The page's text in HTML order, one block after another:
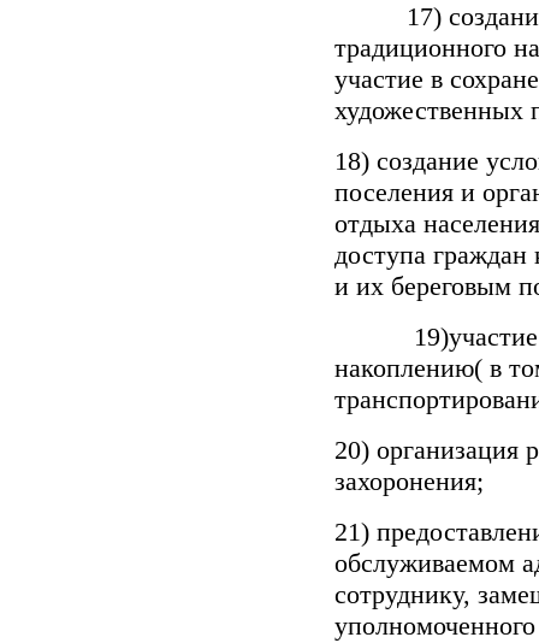
17) создание
традиционного
участие в
художественных
18) создание
поселения и
отдыха
доступа граждан
и их береговым
19)участие в
накоплению( в
20) организация
захоронения;
21)
обслуживаемом
сотруднику,